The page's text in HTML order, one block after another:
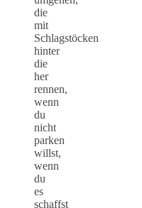
die
mit
Schlagstöcken
hinter
die
her
rennen,
wenn
du
nicht
parken
willst,
wenn
du
es
schaffst